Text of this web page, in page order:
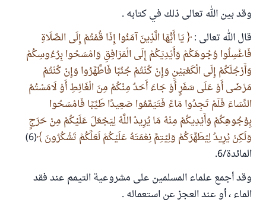
وقد بين الله تعالى ذلك في كتابه .
قال الله تعالى : يَا أَيُّهَا الَّذِينَ آمَنُوا إِذَا قُمْتُمْ إِلَى الصَّلَاةِ
فَاغْسِلُوا وُجُوهَكُمْ وَأَيْدِيَكُمْ إِلَى الْمَرَافِقِ وَامْسَحُوا بِرُءُوسِكُمْ
وَأَرْجُلَكُمْ إِلَى الْكَعْبَيْنِ وَإِنْ كُنْتُمْ جُنُبًا فَاطَّهَّرُوا وَإِنْ كُنْتُمْ
مَرْضَى أَوْ عَلَى سَفَرٍ أَوْ جَاءَ أَحَدٌ مِنْكُمْ مِنَ الْغَائِطِ أَوْ لَامَسْتُمُ
النِّسَاءَ فَلَمْ تَجِدُوا مَاءً فَتَيَمَّمُوا صَعِيدًا طَيِّبًا فَامْسَحُوا
بِوُجُوهِكُمْ وَأَيْدِيكُمْ مِنْهُ مَا يُرِيدُ اللَّهُ لِيَجْعَلَ عَلَيْكُمْ مِنْ حَرَجٍ
وَلَكِنْ يُرِيدُ لِيُطَهِّرَكُمْ وَلِيُتِمَّ نِعْمَتَهُ عَلَيْكُمْ لَعَلَّكُمْ تَشْكُرُونَ
(6)
المائدة/6.
وقد أجمع علماء المسلمين على مشروعية التيمم عند فقد
الماء ، أو عند العجز عن استعماله .